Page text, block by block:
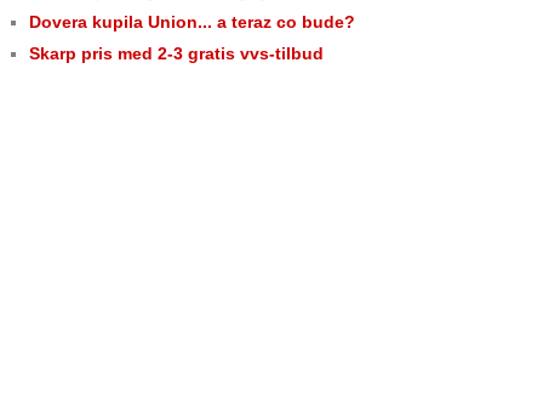
Dovera kupila Union... a teraz co bude?
Skarp pris med 2-3 gratis vvs-tilbud